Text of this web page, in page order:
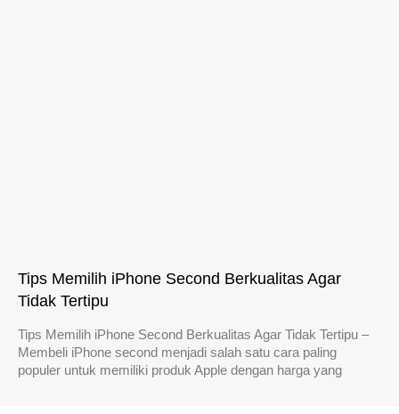
Tips Memilih iPhone Second Berkualitas Agar
Tidak Tertipu
Tips Memilih iPhone Second Berkualitas Agar Tidak Tertipu –
Membeli iPhone second menjadi salah satu cara paling
populer untuk memiliki produk Apple dengan harga yang